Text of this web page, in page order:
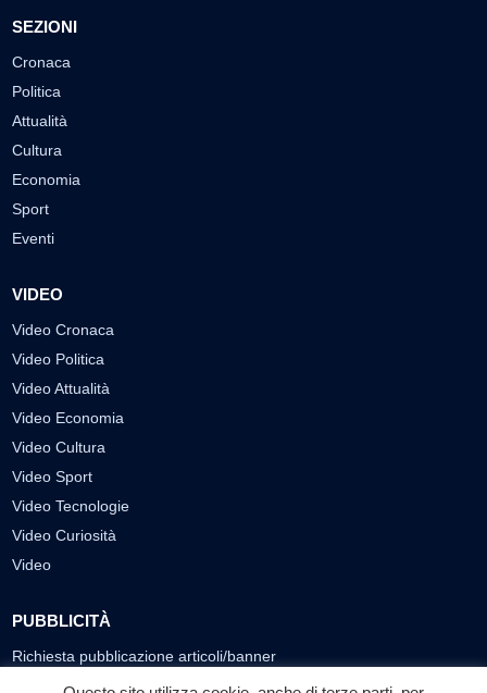
SEZIONI
Cronaca
Politica
Attualità
Cultura
Economia
Sport
Eventi
VIDEO
Video Cronaca
Video Politica
Video Attualità
Video Economia
Video Cultura
Video Sport
Video Tecnologie
Video Curiosità
Video
PUBBLICITÀ
Richiesta pubblicazione articoli/banner